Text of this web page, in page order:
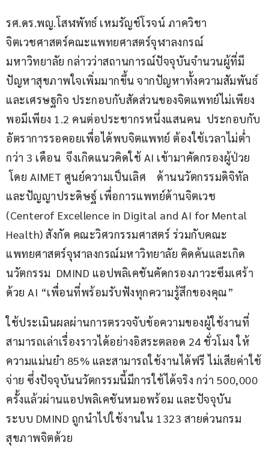
รศ.ดร.พญ.โสฬพัทธ์ เหมรัญช์โรจน์ ภาควิชา
จิตเวชศาสตร์คณะแพทยศาสตร์จุฬาลงกรณ์
มหาวิทยาลัย กล่าวว่าสถานการณ์ปัจจุบันจำนวนผู้ที่มี
ปัญหาสุขภาพใจเพิ่มมากขึ้น จากปัญหาทั้งความสัมพันธ์
และเศรษฐกิจ ประกอบกับสัดส่วนของจิตแพทย์ไม่เพียง
พอมีเพียง 1.2 คนต่อประชากรหนึ่งแสนคน  ประกอบกับ
อัตราการรอคอยเพื่อได้พบจิตแพทย์ ต้องใช้เวลาไม่ต่ำ
กว่า 3 เดือน  จึงเกิดแนวคิดใช้ AI เข้ามาคัดกรองผู้ป่วย
โดย AIMET ศูนย์ความเป็นเลิศ    ด้านนวัตกรรมดิจิทัล
และปัญญาประดิษฐ์ เพื่อการแพทย์ด้านจิตเวช
(Centerof Excellence in Digital and AI for Mental
Health) สังกัด คณะวิศวกรรมศาสตร์ ร่วมกับคณะ
แพทยศาสตร์จุฬาลงกรณ์มหาวิทยาลัย คิดค้นและเกิด
นวัตกรรม  DMIND แอปพลิเคชันคัดกรองภาวะซึมเศร้า
ด้วย AI “เพื่อนที่พร้อมรับฟังทุกความรู้สึกของคุณ”
ใช้ประเมินผลผ่านการตรวจจับข้อความของผู้ใช้งานที่
สามารถเล่าเรื่องราวได้อย่างอิสระตลอด 24 ชั่วโมง ให้
ความแม่นยำ 85% และสามารถใช้งานได้ฟรี ไม่เสียค่าใช้
จ่าย ซึ่งปัจจุบันนวัตกรรมนี้มีการใช้ได้จริง กว่า 500,000
ครั้งแล้วผ่านแอปพลิเคชันหมอพร้อม และปัจจุบัน
ระบบ DMIND ถูกนำไปใช้งานใน 1323 สายด่วนกรม
สุขภาพจิตด้วย